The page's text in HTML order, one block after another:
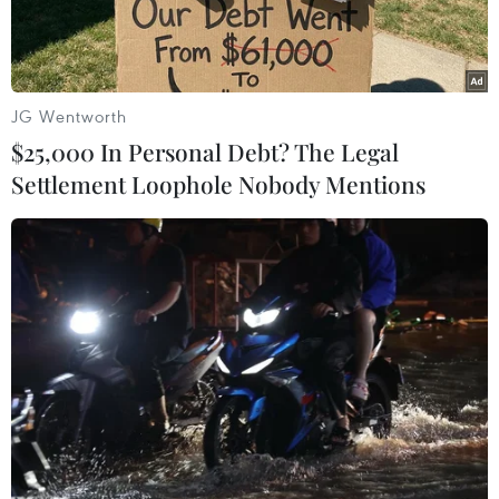
Tổng thống Mỹ Donald Trump. (Nguồn: Getty Images)
CNBC dẫn lời một cựu quan chức cấp cao trong
chính phủ Mỹ nói rằng các quyết định gần đây
của Tổng thống Donald Trump, từ việc áp thuế
thương mại gây tranh cãi cho tới việc bổ nhiệm
JG Wentworth
$25,000 In Personal Debt? The Legal
Settlement Loophole Nobody Mentions